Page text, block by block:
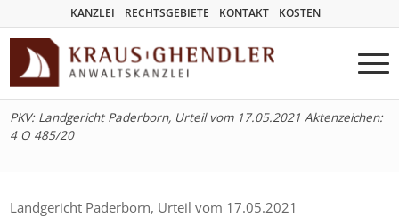
KANZLEI RECHTSGEBIETE KONTAKT KOSTEN
PKV: Landgericht Paderborn, Urteil vom 17.05.2021 Aktenzeichen:
4 O 485/20
Landgericht Paderborn, Urteil vom 17.05.2021